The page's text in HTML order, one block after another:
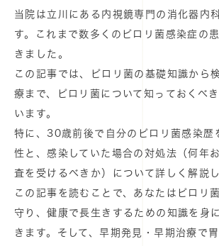
当院は立川にある内視鏡専門の消化器内
す。これまで数多くのピロリ菌感染症の
きました。
この記事では、ピロリ菌の基礎知識から
療まで、ピロリ菌について知っておくべ
います。
特に、30歳前後で自分のピロリ菌感染歴
性と、感染していた場合の対処法（何年
査を受けるべきか）について詳しく解説し
この記事を読むことで、あなたはピロリ
守り、健康で長生きするための知識を身
きます。そして、早期発見・早期治療で